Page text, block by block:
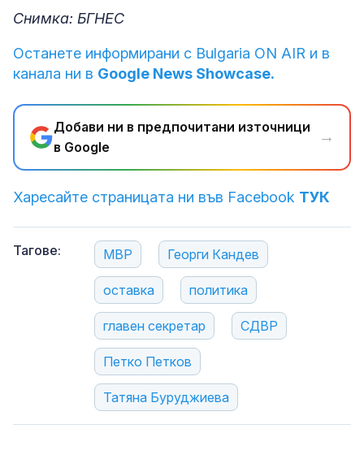
Снимка: БГНЕС
Останете информирани с Bulgaria ON AIR и в
канала ни в Google News Showcase.
Добави ни в предпочитани източници
в Google
→
Харесайте страницата ни във Facebook ТУК
Тагове: МВР Георги Кандев
оставка политика
главен секретар СДВР
Петко Петков
Татяна Буруджиева